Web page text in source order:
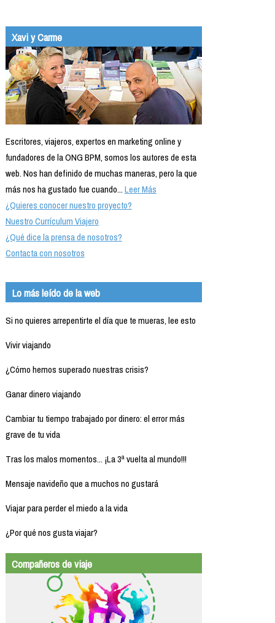
Xavi y Carme
Escritores, viajeros, expertos en marketing online y
fundadores de la ONG BPM, somos los autores de esta
web. Nos han definido de muchas maneras, pero la que
más nos ha gustado fue cuando...Leer Más
¿Quieres conocer nuestro proyecto?
Nuestro Currículum Viajero
¿Qué dice la prensa de nosotros?
Contacta con nosotros
Lo más leído de la web
Si no quieres arrepentirte el día que te mueras, lee esto
Vivir viajando
¿Cómo hemos superado nuestras crisis?
Ganar dinero viajando
Cambiar tu tiempo trabajado por dinero: el error más
grave de tu vida
Tras los malos momentos... ¡La 3ª vuelta al mundo!!!
Mensaje navideño que a muchos no gustará
Viajar para perder el miedo a la vida
¿Por qué nos gusta viajar?
Compañeros de viaje